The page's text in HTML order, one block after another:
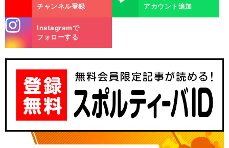
今
」へ
チャンネル登録
アカウント追加
m
Instagramで
フォローする